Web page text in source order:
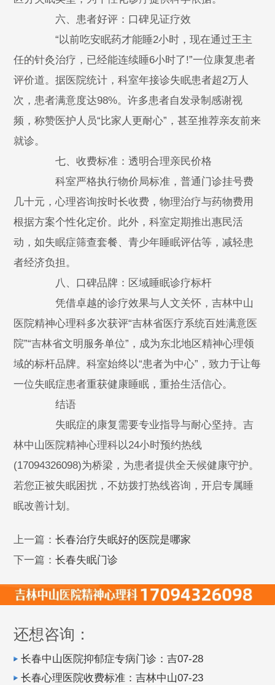
六、患者好评：口碑见证疗效
“以前吃安眠药才能睡2小时，现在通过王主
任的针灸治疗，已经能连续睡6小时了!”一位康复患者
评价道。据医院统计，科室年接诊失眠患者超2万人
次，患者满意度达98%。许多患者自发录制感谢视
频，称赞医护人员“比家人更耐心”，甚至推荐亲友前来
就诊。
七、收费标准：透明合理亲民价格
科室严格执行物价局标准，普通门诊挂号费
几十元，心理咨询按时长收费，物理治疗与药物费用
根据方案个性化定价。此外，科室定期推出惠民活
动，如失眠症筛查套餐、青少年睡眠评估等，减轻患
者经济负担。
八、口碑品牌：区域睡眠诊疗标杆
凭借卓越的诊疗效果与人文关怀，吉林中山
医院精神心理科多次获评“吉林省医疗系统百姓满意医
院”“吉林省文明服务单位”，成为东北地区精神心理领
域的标杆品牌。科室始终以“患者为中心”，致力于让每
一位失眠症患者重获健康睡眠，重拾生活信心。
结语
失眠症的康复需要专业指导与耐心坚持。吉
林中山医院精神心理科以24小时预约热线
(17094326098)为桥梁，为患者提供全天候健康守护。
若您正被失眠困扰，不妨拨打热线咨询，开启专属睡
眠改善计划。
上一篇：长春治疗失眠好的医院是哪家
下一篇：长春失眠门诊
还想咨询：
长春中山医院抑郁症专病门诊：吉07-28
长春心理医院收费标准：吉林中山07-23